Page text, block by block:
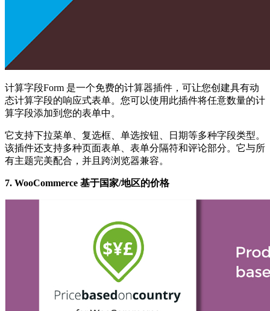
计算字段Form 是一个免费的计算器插件，可让您创建具有动
态计算字段的响应式表单。您可以使用此插件将任意数量的计
算字段添加到您的表单中。
它支持下拉菜单、复选框、单选按钮、日期等多种字段类型。
该插件还支持多种页面表单、表单分隔符和评论部分。它与所
有主题完美配合，并且跨浏览器兼容。
7. WooCommerce 基于国家/地区的价格